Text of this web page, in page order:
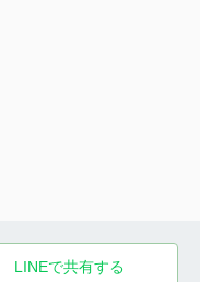
LINEで共有する